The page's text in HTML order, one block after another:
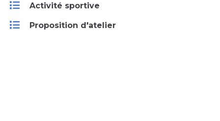
Activité sportive
Proposition d'atelier